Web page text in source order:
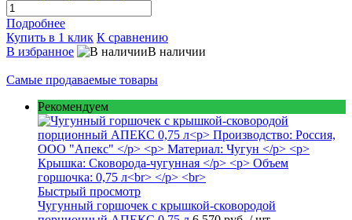
Подробнее
Купить в 1 клик К сравнению
В избранное
В наличии
Самые продаваемые товары
Рекомендуем
Быстрый просмотр
Чугунный горшочек с крышкой-сковородой